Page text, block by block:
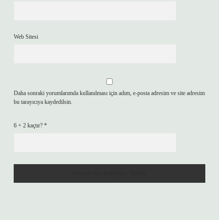
Web Sitesi
Daha sonraki yorumlarımda kullanılması için adım, e-posta adresim ve site adresim
bu tarayıcıya kaydedilsin.
6 + 2 kaçtır? *